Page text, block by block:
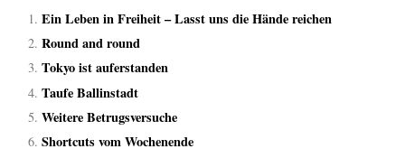
Ein Leben in Freiheit – Lasst uns die Hände reichen
Round and round
Tokyo ist auferstanden
Taufe Ballinstadt
Weitere Betrugsversuche
Shortcuts vom Wochenende